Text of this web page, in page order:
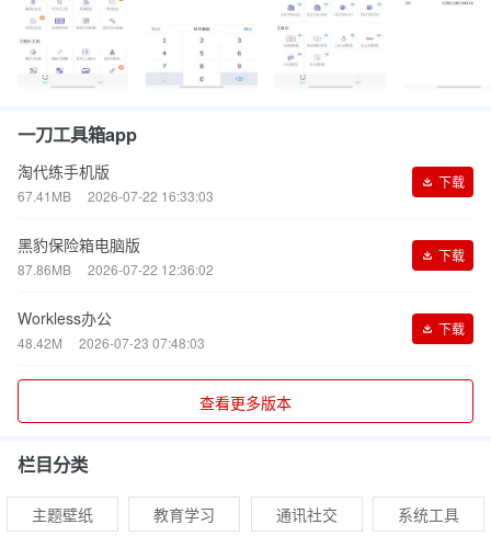
一刀工具箱app
淘代练手机版
67.41MB 2026-07-22 16:33:03
下载
黑豹保险箱电脑版
87.86MB 2026-07-22 12:36:02
下载
Workless办公
48.42M 2026-07-23 07:48:03
下载
查看更多版本
栏目分类
主题壁纸 教育学习 通讯社交
系统工具